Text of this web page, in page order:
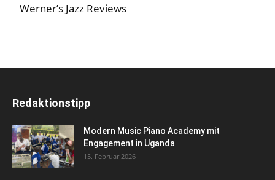
Werner’s Jazz Reviews
Redaktionstipp
Modern Music Piano Academy mit
Engagement in Uganda
15. Februar 2026